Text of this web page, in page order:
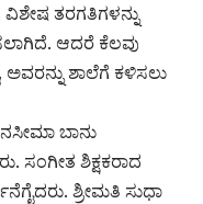
ತರಗತಿಗಳನ್ನು
ಆದರೆ ಕೆಲವು
ಅವರನ್ನು ಶಾಲೆಗೆ ಕಳಿಸಲು
ಬಾನು
ಸಂಗೀತ ಶಿಕ್ಷಕರಾದ
ಶ್ರೀಮತಿ ಸುಧಾ